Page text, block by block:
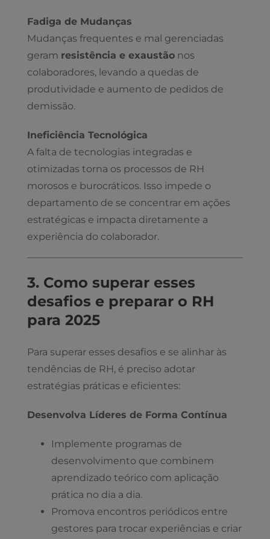
Fadiga de Mudanças
Mudanças frequentes e mal gerenciadas
geram resistência e exaustão nos
colaboradores, levando a quedas de
produtividade e aumento de pedidos de
demissão.
Ineficiência Tecnológica
A falta de tecnologias integradas e
otimizadas torna os processos de RH
morosos e burocráticos. Isso impede o
departamento de se concentrar em ações
estratégicas e impacta diretamente a
experiência do colaborador.
3. Como superar esses
desafios e preparar o RH
para 2025
Para superar esses desafios e se alinhar às
tendências de RH, é preciso adotar
estratégias práticas e eficientes:
Desenvolva Líderes de Forma Contínua
Implemente programas de
desenvolvimento que combinem
aprendizado teórico com aplicação
prática no dia a dia.
Promova encontros periódicos entre
gestores para trocar experiências e criar